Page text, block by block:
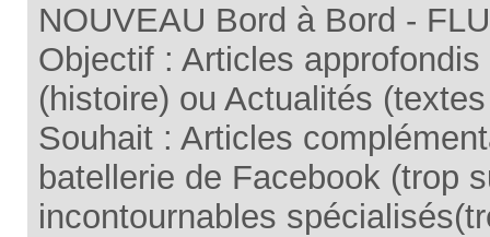
NOUVEAU Bord à Bord -
Objectif : Articles
(histoire) ou Actualités
Souhait : Articles
batellerie de Facebook (trop
incontournables